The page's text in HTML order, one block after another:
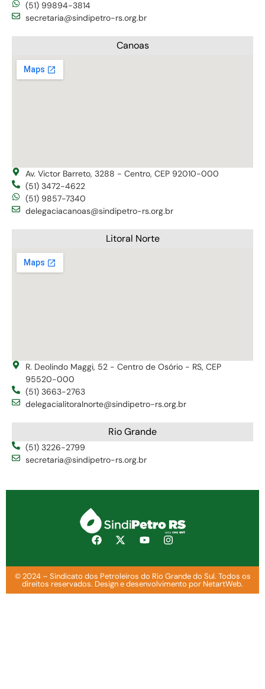
(51) 99894-3814
secretaria@sindipetro-rs.org.br
Canoas
Av. Victor Barreto, 3288 - Centro, CEP 92010-000
(51) 3472-4622
(51) 9857-7340
delegaciacanoas@sindipetro-rs.org.br
Litoral Norte
R. Deolindo Maggi, 52 - Centro de Osório - RS, CEP
95520-000
(51) 3663-2763
delegacialitoralnorte@sindipetro-rs.org.br
Rio Grande
(51) 3226-2799
secretaria@sindipetro-rs.org.br
© 2024 – Sindicato dos Petroleiros do Rio Grande do Sul. Todos os
direitos reservados. Design e desenvolvimento por NetartWeb.